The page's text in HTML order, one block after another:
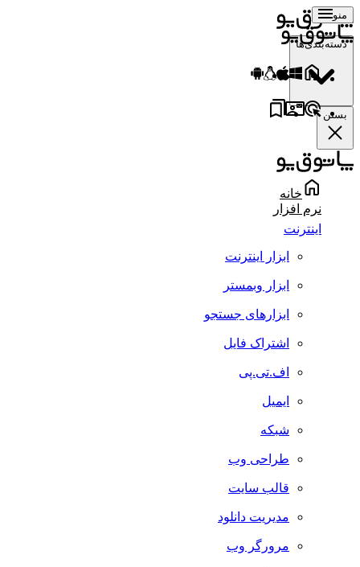
منو
دسته‌بندی‌ها
بستن
خانه
نرم افزار
اینترنت
ابزار اینترنت
ابزار وبمستر
ابزارهای جستجو
اشتراک فایل
اف.تی.پی
ایمیل
شبکه
طراحی وب
قالب سایت
مدیریت دانلود
مرورگر وب